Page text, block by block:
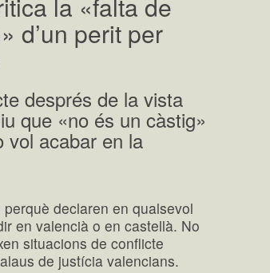
d’un perit per
després de la vista
que «no és un càstig»
vol acabar en la
declaren en qualsevol
en valencià o en castellà. No
situacions de conflicte
de justícia valencians.